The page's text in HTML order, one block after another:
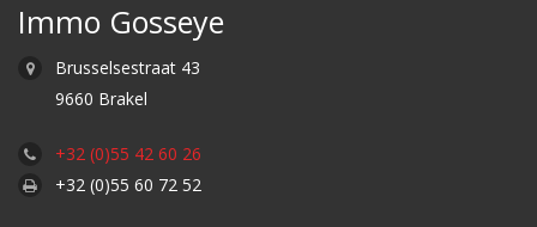
Immo Gosseye
Brusselsestraat 43
9660 Brakel
+32 (0)55 42 60 26
+32 (0)55 60 72 52